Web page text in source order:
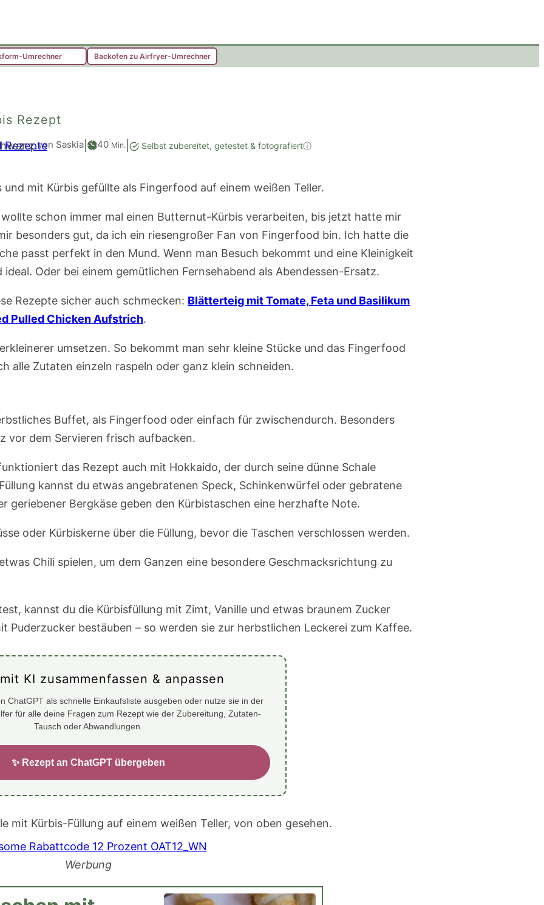
Umrechner Backofen zu Airfryer-Umrechner
Rezept
Rezeptevon Saskia 40Minuten
Min. Selbst zubereitet, getestet & fotografiertⓘ
schon immer mal einen Butternut-Kürbis verarbeiten, bis jetzt hatte mir
besonders gut, da ich ein riesengroßer Fan von Fingerfood bin. Ich hatte die
passt perfekt in den Mund. Wenn man Besuch bekommt und eine Kleinigkeit
Oder bei einem gemütlichen Fernsehabend als Abendessen-Ersatz.
Rezepte sicher auch schmecken: Blätterteig mit Tomate, Feta und Basilikum
Pulled Chicken Aufstrich.
umsetzen. So bekommt man sehr kleine Stücke und das Fingerfood
alle Zutaten einzeln raspeln oder ganz klein schneiden.
Buffet, als Fingerfood oder einfach für zwischendurch. Besonders
vor dem Servieren frisch aufbacken.
das Rezept auch mit Hokkaido, der durch seine dünne Schale
kannst du etwas angebratenen Speck, Schinkenwürfel oder gebratene
geriebener Bergkäse geben den Kürbistaschen eine herzhafte Note.
oder Kürbiskerne über die Füllung, bevor die Taschen verschlossen werden.
Chili spielen, um dem Ganzen eine besondere Geschmacksrichtung zu
kannst du die Kürbisfüllung mit Zimt, Vanille und etwas braunem Zucker
Puderzucker bestäuben – so werden sie zur herbstlichen Leckerei zum Kaffee.
KI zusammenfassen & anpassen
ChatGPT als schnelle Einkaufsliste ausgeben oder nutze sie in der
für alle deine Fragen zum Rezept wie der Zubereitung, Zutaten-
Tausch oder Abwandlungen.
✨ Rezept an ChatGPT übergeben
Werbung